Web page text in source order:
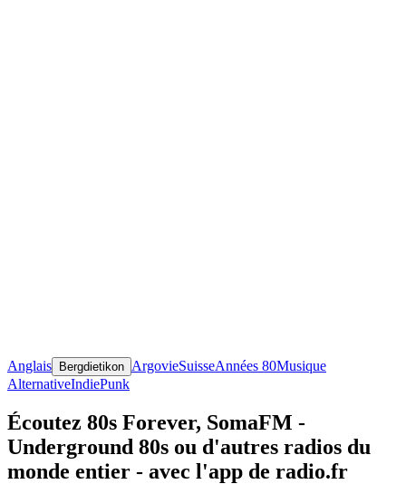
Anglais Bergdietikon ArgovieSuisseAnnées 80Musique
AlternativeIndiePunk
Écoutez 80s Forever, SomaFM -
Underground 80s ou d'autres radios du
monde entier - avec l'app de radio.fr